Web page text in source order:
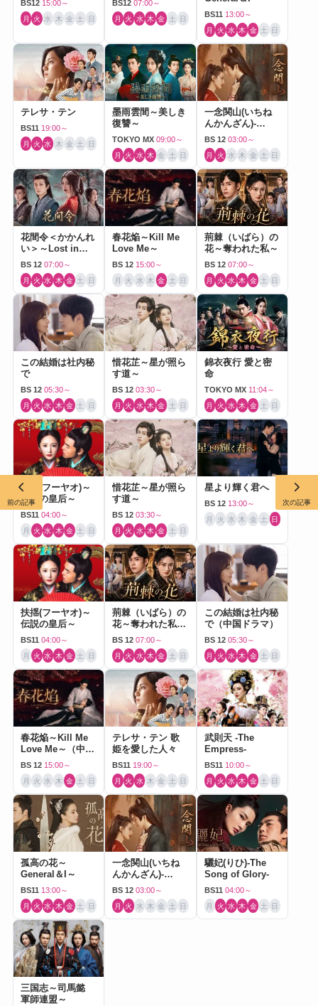
BS12 15:00～
月 火 水 木 金 土 日
BS12 07:00～
月 火 水 木 金 土 日 BS11 13:00～
月 火 水 木 金 土 日
テレサ・テン
BS11 19:00～
月 火 水 木 金 土 日
墨雨雲間～美しき
復讐～
TOKYO MX 09:00～
月 火 水 木 金 土 日
一念関山(いちね
んかんざん)-
Journey to Love-
BS 12 03:00～
月 火 水 木 金 土 日
花間令＜かかんれ
い＞～Lost in
Love～
BS 12 07:00～
月 火 水 木 金 土 日
春花焔～Kill Me
Love Me～
BS 12 15:00～
月 火 水 木 金 土 日
荊棘（いばら）の
花～奪われた私～
BS 12 07:00～
月 火 水 木 金 土 日
この結婚は社内秘
で
BS 12 05:30～
月 火 水 木 金 土 日
惜花芷～星が照ら
す道～
BS 12 03:30～
月 火 水 木 金 土 日
錦衣夜行 愛と密
命
TOKYO MX 11:04～
月 火 水 木 金 土 日
扶揺(フーヤオ)～
伝説の皇后～
BS11 04:00～
月 火 水 木 金 土 日
惜花芷～星が照ら
す道～
BS 12 03:30～
月 火 水 木 金 土 日
星より輝く君へ
BS 12 13:00～
月 火 水 木 金 土 日
扶揺(フーヤオ)～
伝説の皇后～
BS11 04:00～
月 火 水 木 金 土 日
荊棘（いばら）の
花～奪われた私～
（中国ドラマ）
BS 12 07:00～
月 火 水 木 金 土 日
この結婚は社内秘
で（中国ドラマ）
BS 12 05:30～
月 火 水 木 金 土 日
春花焔～Kill Me
Love Me～（中国
ドラマ）
BS 12 15:00～
月 火 水 木 金 土 日
テレサ・テン 歌
姫を愛した人々
BS11 19:00～
月 火 水 木 金 土 日
武則天 -The
Empress-
BS11 10:00～
月 火 水 木 金 土 日
孤高の花～
General＆I～
BS11 13:00～
月 火 水 木 金 土 日
一念関山(いちね
んかんざん)-
Journey to Love-
BS 12 03:00～
月 火 水 木 金 土 日
驪妃(りひ)-The
Song of Glory-
BS11 04:00～
月 火 水 木 金 土 日
三国志～司馬懿
軍師連盟～
前の記事 次の記事